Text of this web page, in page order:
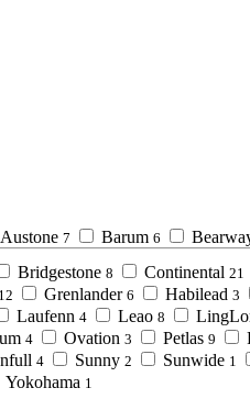
Austone 7 Barum 6
Bridgestone 8 Continental 21
12 Grenlander 6 Habilead 3
Laufenn 4 Leao 8
4 Ovation 3 Petlas 9
4 Sunny 2 Sunwide 1
Yokohama 1